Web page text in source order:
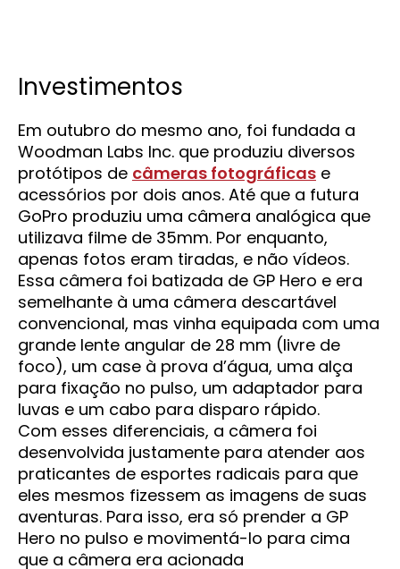
Investimentos
Em outubro do mesmo ano, foi fundada a
Woodman Labs Inc. que produziu diversos
protótipos de câmeras fotográficas e
acessórios por dois anos. Até que a futura
GoPro produziu uma câmera analógica que
utilizava filme de 35mm. Por enquanto,
apenas fotos eram tiradas, e não vídeos.
Essa câmera foi batizada de GP Hero e era
semelhante à uma câmera descartável
convencional, mas vinha equipada com uma
grande lente angular de 28 mm (livre de
foco), um case à prova d’água, uma alça
para fixação no pulso, um adaptador para
luvas e um cabo para disparo rápido.
Com esses diferenciais, a câmera foi
desenvolvida justamente para atender aos
praticantes de esportes radicais para que
eles mesmos fizessem as imagens de suas
aventuras. Para isso, era só prender a GP
Hero no pulso e movimentá-lo para cima
que a câmera era acionada